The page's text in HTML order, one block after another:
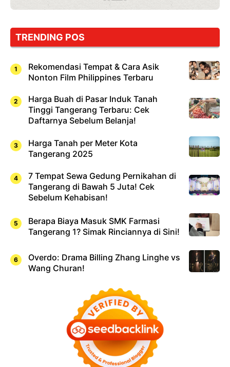
Dicoba,
Cuma
Sushi!
TRENDING POS
Rekomendasi Tempat & Cara Asik
Nonton Film Philippines Terbaru
Harga Buah di Pasar Induk Tanah
Tinggi Tangerang Terbaru: Cek
Daftarnya Sebelum Belanja!
Harga Tanah per Meter Kota
Tangerang 2025
7 Tempat Sewa Gedung Pernikahan di
Tangerang di Bawah 5 Juta! Cek
Sebelum Kehabisan!
Berapa Biaya Masuk SMK Farmasi
Tangerang 1? Simak Rinciannya di Sini!
Overdo: Drama Billing Zhang Linghe vs
Wang Churan!